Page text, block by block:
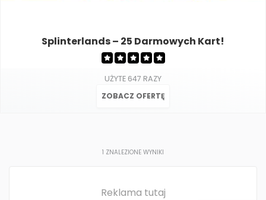
Splinterlands – 25 Darmowych Kart!
UŻYTE 647 RAZY
ZOBACZ OFERTĘ
1 ZNALEZIONE WYNIKI
Reklama tutaj